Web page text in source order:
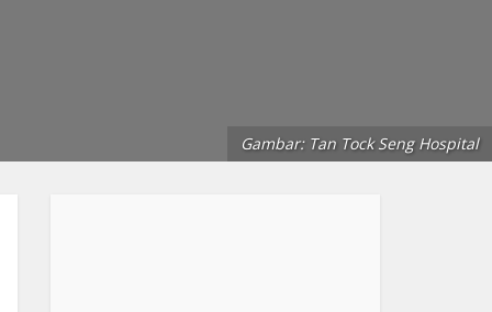
Gambar: Tan Tock Seng Hospital